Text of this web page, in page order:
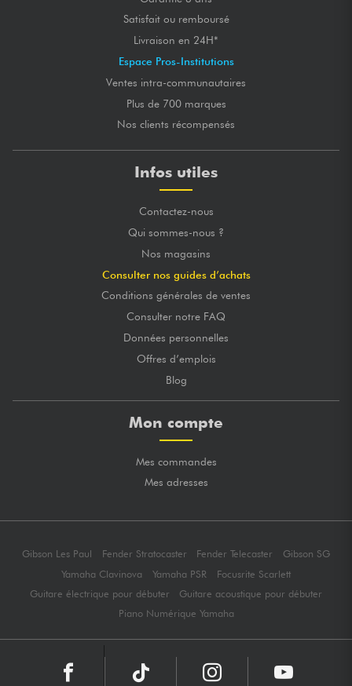
Satisfait ou remboursé
Livraison en 24H*
Espace Pros-Institutions
Ventes intra-communautaires
Plus de 700 marques
Nos clients récompensés
Infos utiles
Contactez-nous
Qui sommes-nous ?
Nos magasins
Consulter nos guides d’achats
Conditions générales de ventes
Consulter notre FAQ
Données personnelles
Offres d’emplois
Blog
Mon compte
Mes commandes
Mes adresses
Gibson Les Paul Fender Stratocaster Fender Telecaster
Gibson SG
Yamaha Clavinova
Yamaha PSR
Focusrite Scarlett
Guitare électrique pour débuter
Guitare acoustique pour débuter
Piano Numérique Yamaha